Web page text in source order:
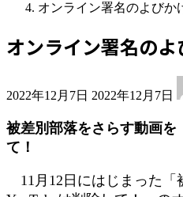
オンライン署名のよびか
オンライン署名のよ
2022年12月7日 終
新
:
2022年12月7日
被差別部落をさらす動画
て！
11月12日にはじまった「